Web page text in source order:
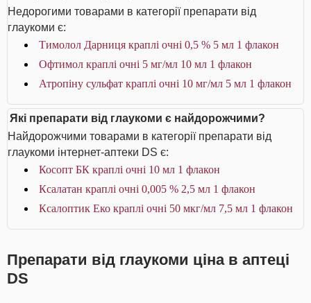
Недорогими товарами в категорії препарати від
глаукоми є:
Тимолол Дарниця краплі очні 0,5 % 5 мл 1 флакон
Офтимол краплі очні 5 мг/мл 10 мл 1 флакон
Атропіну сульфат краплі очні 10 мг/мл 5 мл 1 флакон
Які препарати від глаукоми є найдорожчими?
Найдорожчими товарами в категорії препарати від
глаукоми інтернет-аптеки DS є:
Косопт БК краплі очні 10 мл 1 флакон
Ксалатан краплі очні 0,005 % 2,5 мл 1 флакон
Ксалоптик Еко краплі очні 50 мкг/мл 7,5 мл 1 флакон
Препарати від глаукоми ціна в аптеці
DS